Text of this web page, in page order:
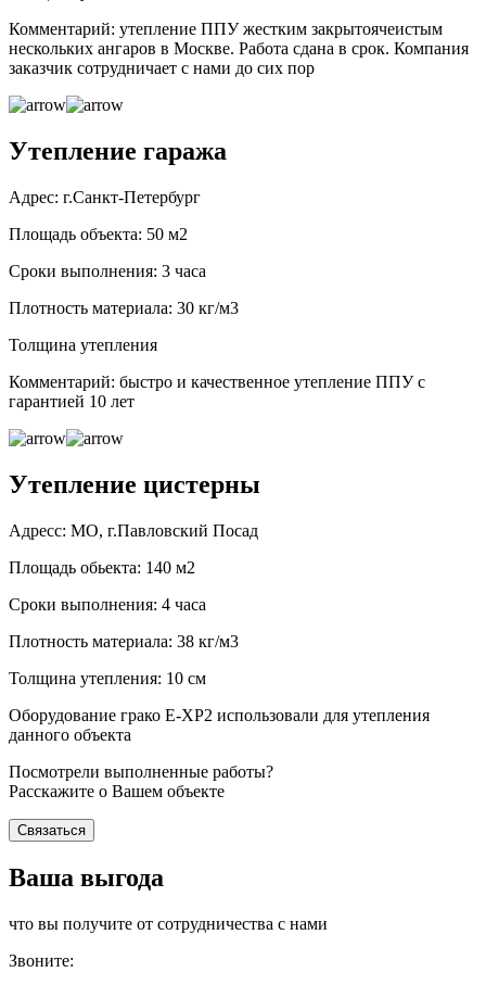
Комментарий: утепление ППУ жестким закрытоячеистым
нескольких ангаров в Москве. Работа сдана в срок. Компания
заказчик сотрудничает с нами до сих пор
Утепление гаража
Адрес: г.Санкт-Петербург
Площадь объекта: 50 м2
Сроки выполнения: 3 часа
Плотность материала: 30 кг/м3
Толщина утепления
Комментарий: быстро и качественное утепление ППУ с
гарантией 10 лет
Утепление цистерны
Адресс: МО, г.Павловский Посад
Площадь обьекта: 140 м2
Сроки выполнения: 4 часа
Плотность материала: 38 кг/м3
Толщина утепления: 10 см
Оборудование грако Е-ХР2 использовали для утепления
данного объекта
Посмотрели выполненные работы?
Расскажите о Вашем объекте
Связаться
Ваша выгода
что вы получите от сотрудничества с нами
Звоните: